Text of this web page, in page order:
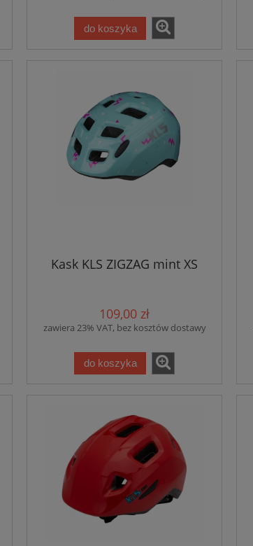
do koszyka
Kask KLS ZIGZAG mint XS
109,00 zł
zawiera 23% VAT, bez kosztów dostawy
do koszyka